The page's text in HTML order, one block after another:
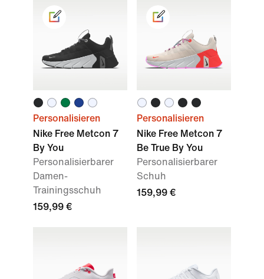
Personalisieren
Nike Free Metcon 7
By You
Personalisierbarer
Damen-
Trainingsschuh
159,99 €
Personalisieren
Nike Free Metcon 7
Be True By You
Personalisierbarer
Schuh
159,99 €